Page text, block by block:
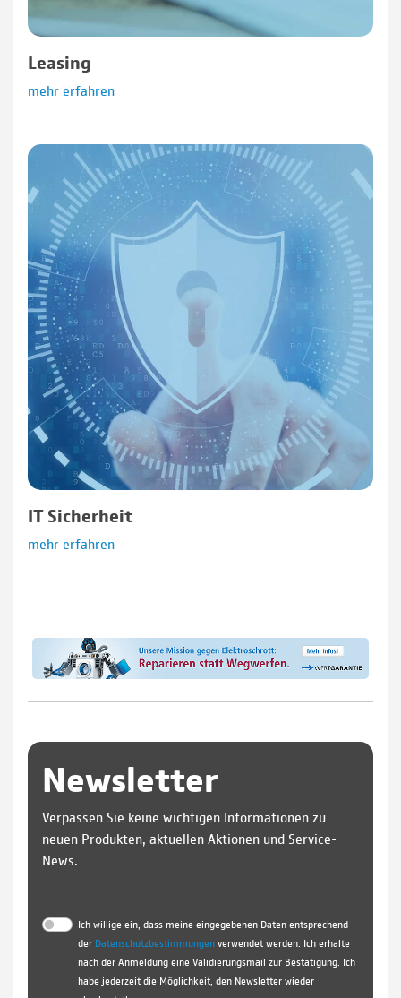
Leasing
mehr erfahren
IT Sicherheit
mehr erfahren
Newsletter
Verpassen Sie keine wichtigen Informationen zu
neuen Produkten, aktuellen Aktionen und Service-
News.
Ich willige ein, dass meine eingegebenen Daten entsprechend
der Datenschutzbestimmungenverwendet werden. Ich erhalte
nach der Anmeldung eine Validierungsmail zur Bestätigung. Ich
habe jederzeit die Möglichkeit, den Newsletter wieder